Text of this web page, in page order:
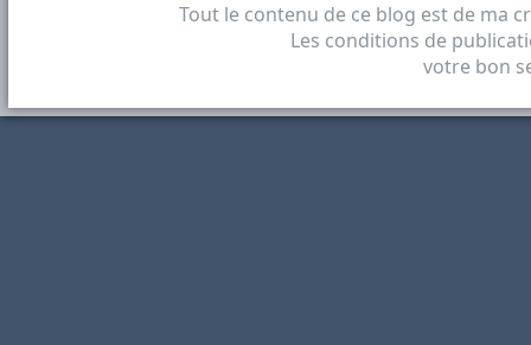
Tout le contenu de ce blog est de ma
Les conditions de
votre bon